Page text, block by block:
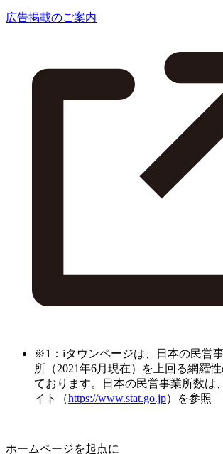
広告掲載のご案内
※1：iタウンページは、日本の民営
所（2021年6月現在）を上回る網羅
ております。日本の民営事業所数は
イト（https://www.stat.go.jp）を参照
ホームページを起点に